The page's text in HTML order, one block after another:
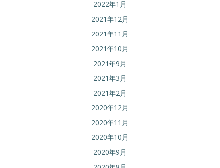
2022年1月
2021年12月
2021年11月
2021年10月
2021年9月
2021年3月
2021年2月
2020年12月
2020年11月
2020年10月
2020年9月